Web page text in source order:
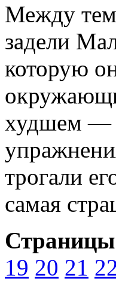
Между тем
задели
которую
худшем —
трогали
самая
19 20 21